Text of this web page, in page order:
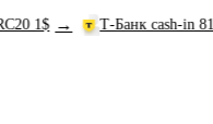
→ Т-Банк cash-in 81.78₽